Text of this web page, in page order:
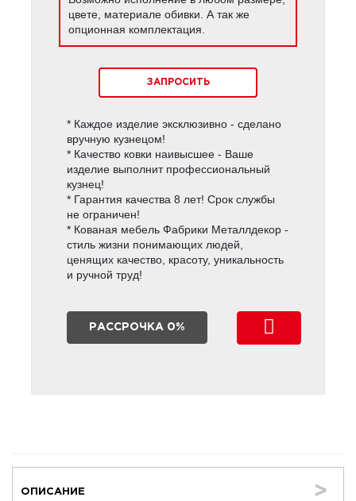
цвете, материале обивки. А так же
опционная комплектация.
ЗАПРОСИТЬ
* Каждое изделие эксклюзивно - сделано
вручную кузнецом!
* Качество ковки наивысшее - Ваше
изделие выполнит профессиональный
кузнец!
* Гарантия качества 8 лет! Срок службы
не ограничен!
* Кованая мебель Фабрики Металлдекор -
стиль жизни понимающих людей,
ценящих качество, красоту, уникальность
и ручной труд!
РАССРОЧКА 0%
ОПИСАНИЕ